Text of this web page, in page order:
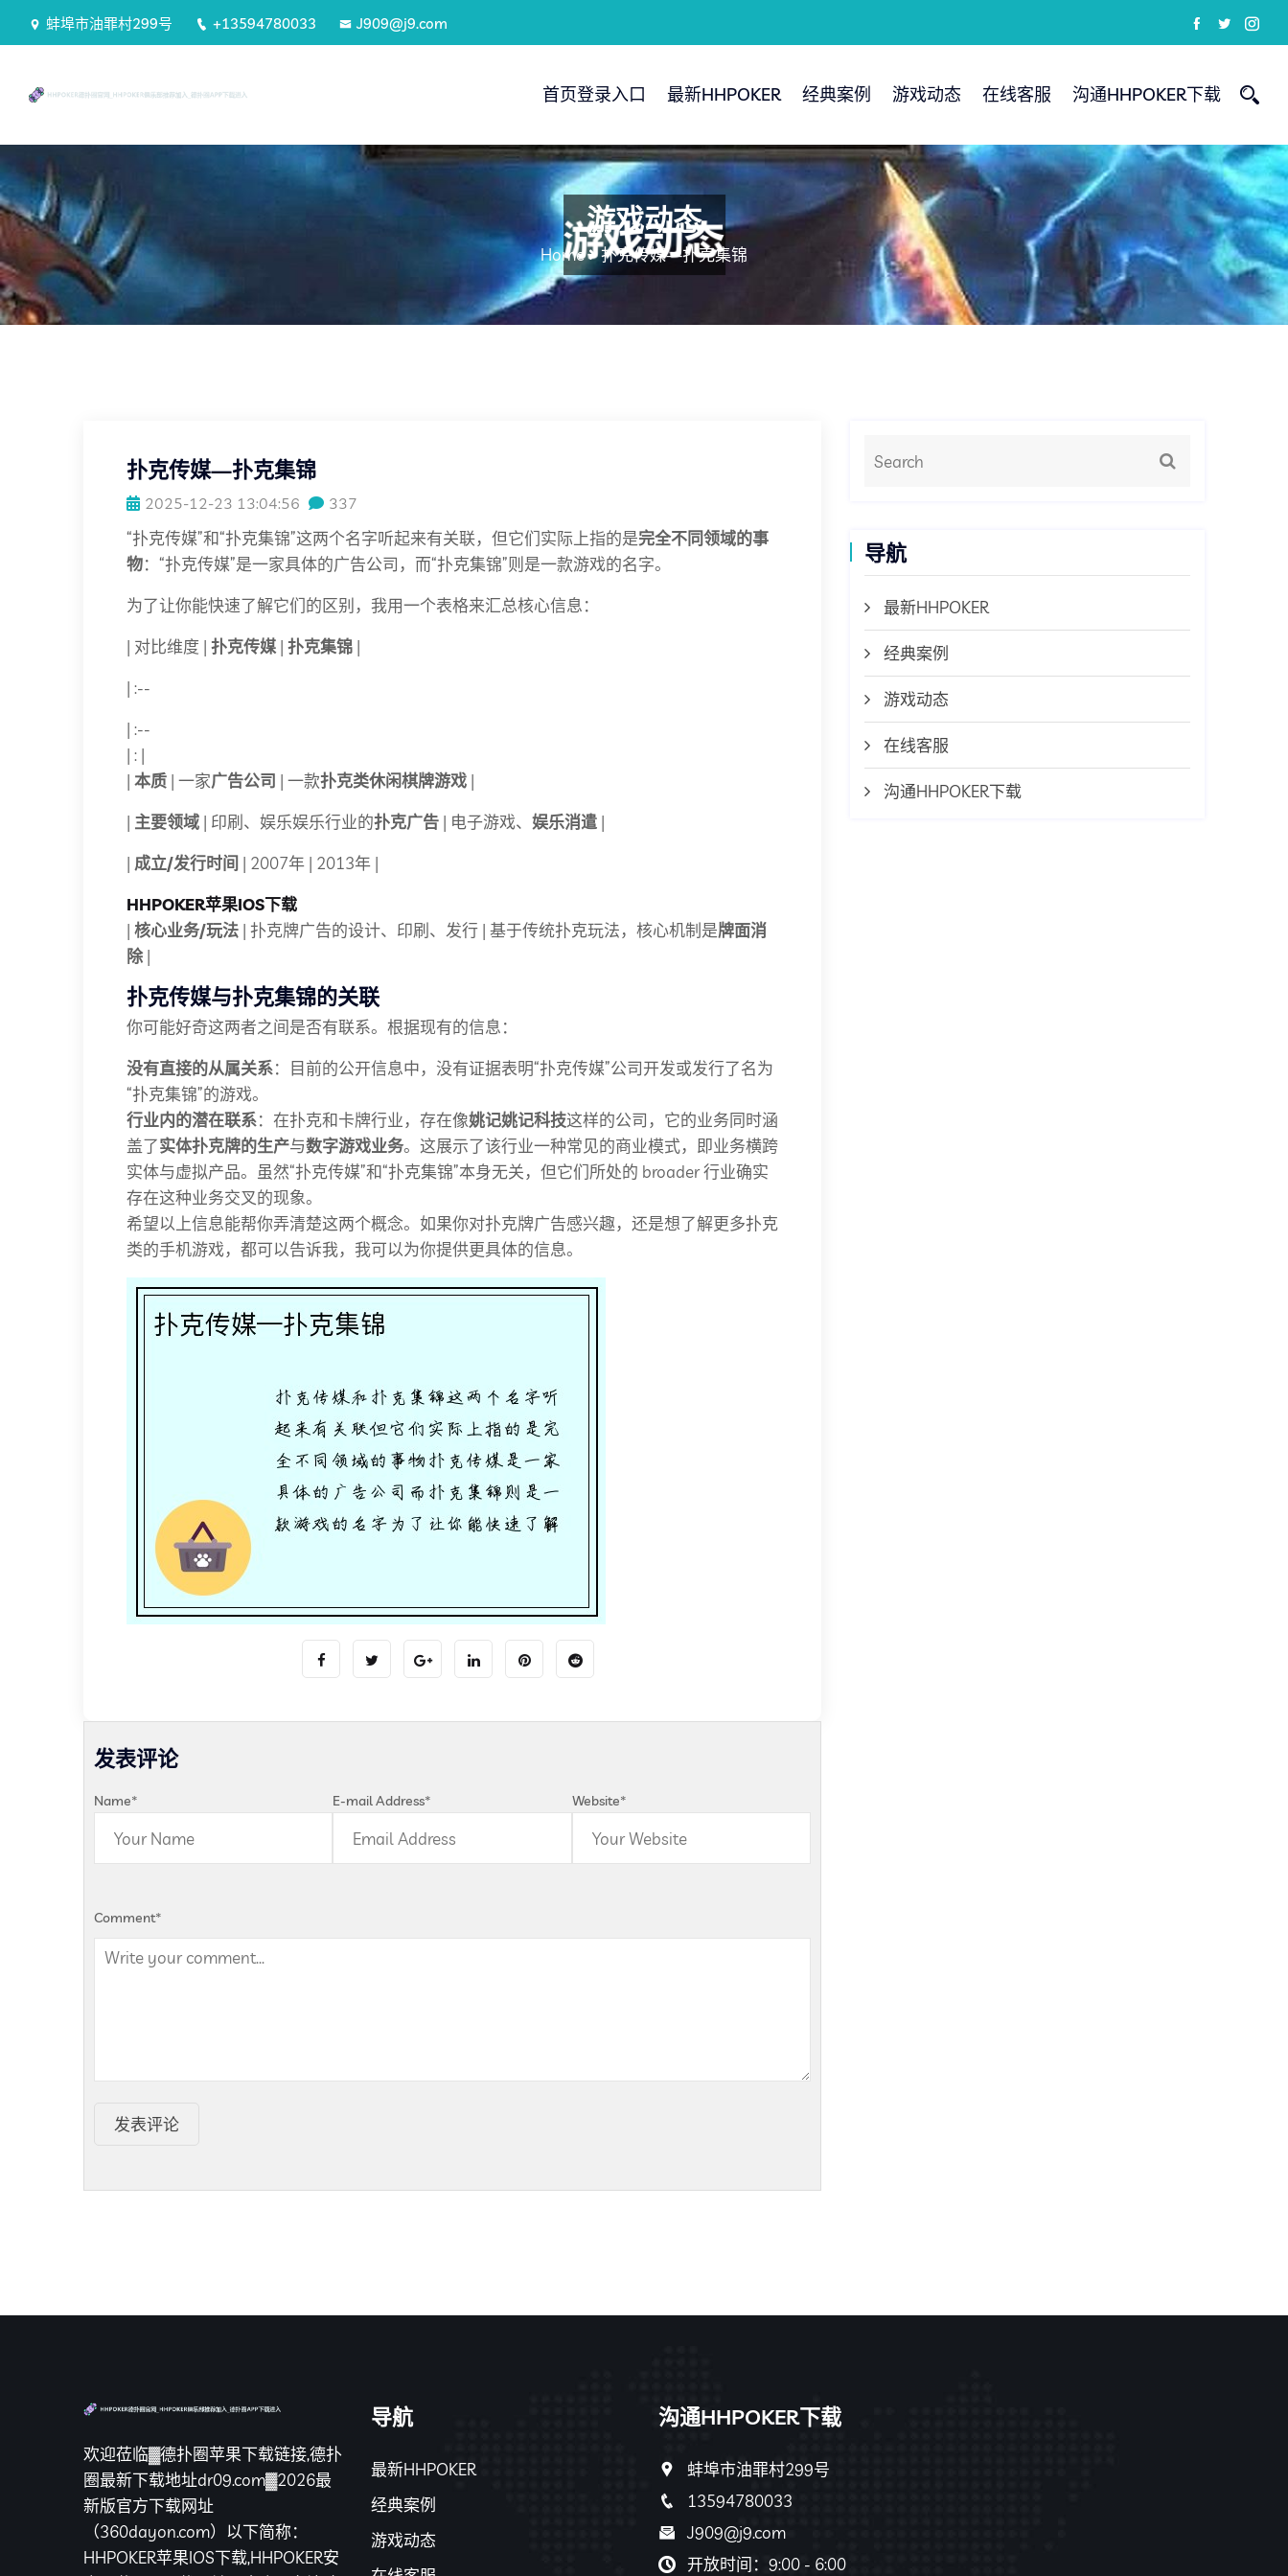
蚌埠市油罪村299号 +13594780033 J909@j9.com
首页登录入口 最新HHPOKER 经典案例 游戏动态 在线客服 沟通HHPOKER下载
游戏动态
Home 扑克传媒—扑克集锦
扑克传媒—扑克集锦
2025-12-23 13:04:56 337
“扑克传媒”和“扑克集锦”这两个名字听起来有关联，但它们实际上指的是完全不同领域的事
物：“扑克传媒”是一家具体的广告公司，而“扑克集锦”则是一款游戏的名字。
为了让你能快速了解它们的区别，我用一个表格来汇总核心信息：
| 对比维度 | 扑克传媒 | 扑克集锦 |
| :--
| :--
| : |
| 本质 | 一家广告公司 | 一款扑克类休闲棋牌游戏 |
| 主要领域 | 印刷、娱乐娱乐行业的扑克广告 | 电子游戏、 娱乐消遣 |
| 成立/发行时间 | 2007年 | 2013年 |
HHPOKER苹果IOS下载
| 核心业务/玩法 | 扑克牌广告的设计、印刷、发行 | 基于传统扑克玩法，核心机制是牌面消
除 |
扑克传媒与扑克集锦的关联
你可能好奇这两者之间是否有联系。根据现有的信息：
没有直接的从属关系：目前的公开信息中，没有证据表明“扑克传媒”公司开发或发行了名为
“扑克集锦”的游戏。
行业内的潜在联系：在扑克和卡牌行业，存在像姚记姚记科技这样的公司，它的业务同时涵
盖了实体扑克牌的生产与数字游戏业务。这展示了该行业一种常见的商业模式，即业务横跨
实体与虚拟产品。虽然“扑克传媒”和“扑克集锦”本身无关，但它们所处的 broader 行业确实
存在这种业务交叉的现象。
希望以上信息能帮你弄清楚这两个概念。如果你对扑克牌广告感兴趣，还是想了解更多扑克
类的手机游戏，都可以告诉我，我可以为你提供更具体的信息。
发表评论
Name* E-mail Address* Website*
Comment*
发表评论
导航
最新HHPOKER
经典案例
游戏动态
在线客服
沟通HHPOKER下载
欢迎莅临▓德扑圈苹果下载链接,德扑
圈最新下载地址dr09.com▓2026最
新版官方下载网址
（360dayon.com）以下简称：
HHPOKER苹果IOS下载,HHPOKER安
导航
最新HHPOKER
经典案例
游戏动态
沟通HHPOKER下载
蚌埠市油罪村299号
13594780033
J909@j9.com
开放时间：9:00 - 6:00